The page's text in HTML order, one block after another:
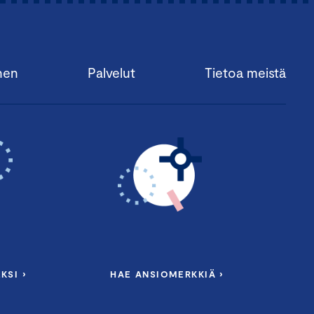
Palvelut Tietoa meistä
› HAE ANSIOMERKKIÄ ›